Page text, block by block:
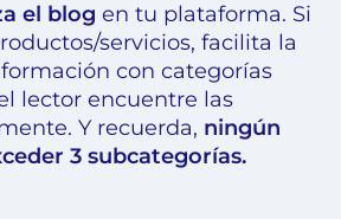
el blog en tu plataforma. Si
servicios, facilita la
con categorías
lector encuentre las
Y recuerda, ningún
3 subcategorías.